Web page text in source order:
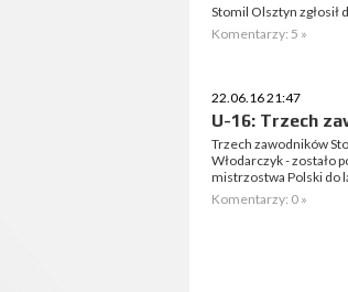
Stomil Olsztyn zgłosił
Komentarzy: 5 »
22.06.16 21:47
U-16: Trzech
Trzech zawodników
Włodarczyk - zostało
mistrzostwa Polski do
Komentarzy: 0 »